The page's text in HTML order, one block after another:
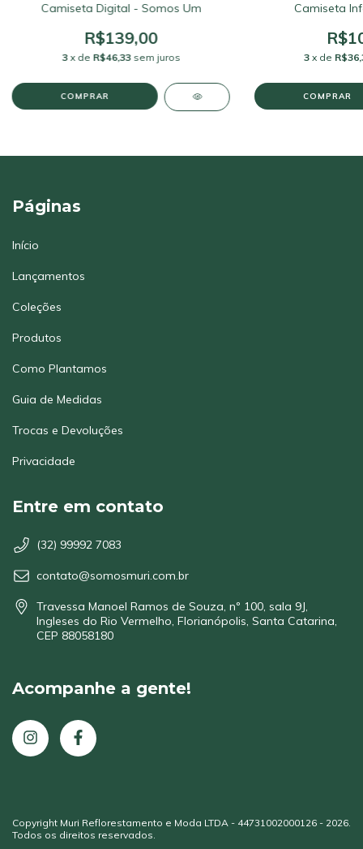
Camiseta Digital - Somos Um
R$139,00
3 x de R$46,33 sem juros
COMPRAR
Camiseta
3 x de
COMPRAR
Páginas
Início
Lançamentos
Coleções
Produtos
Como Plantamos
Guia de Medidas
Trocas e Devoluções
Privacidade
Entre em contato
(32) 99992 7083
contato@somosmuri.com.br
Travessa Manoel Ramos de Souza, nº 100, sala 9J,
Ingleses do Rio Vermelho, Florianópolis, Santa Catarina,
CEP 88058180
Acompanhe a gente!
Copyright Muri Reflorestamento e Moda LTDA - 44731002000126 - 2026.
Todos os direitos reservados.